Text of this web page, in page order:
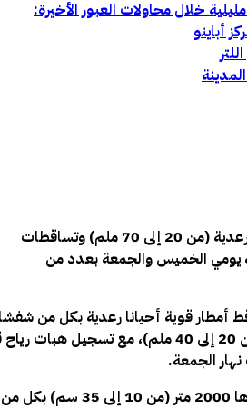
حذرت المديرية العامة للأرصاد الجوية،في بلاغ لها، من تساقط أمطار قوية و أحيانا رعدية (من 20 إلى 70 ملم) وتساقطات
50 إلى 70 كلم في الساعة) مرتقبة يومي الخميس والجمعة بعدد من
أمطار قوية أحيانا رعدية بكل من
الجمعة.
وأضافت المديرية أن